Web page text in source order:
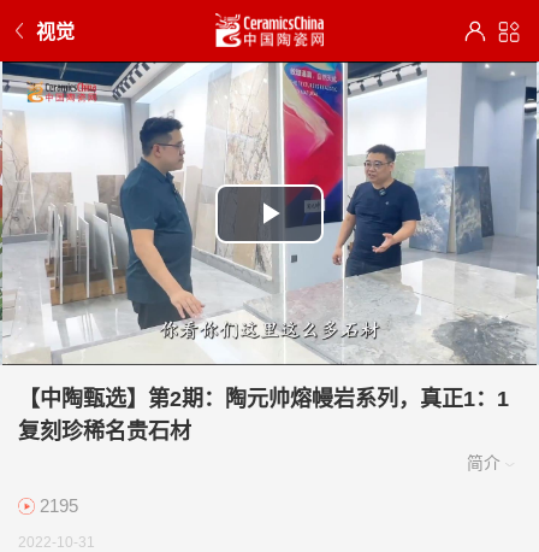
视觉
Play
Video
【中陶甄选】第2期：陶元帅熔幔岩系列，真正1：1
复刻珍稀名贵石材
2195
2022-10-31